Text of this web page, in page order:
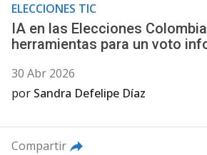
ELECCIONES TIC
IA en las Elecciones
herramientas para un voto
30 Abr 2026
por Sandra Defelipe Díaz
Compartir